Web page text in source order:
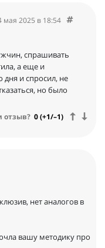
мая 2025 в 18:54
спрашивать
а еще и
и спросил, не
но было
отзыв? 0 (+1/–1)
нет аналогов в
вашу методику про